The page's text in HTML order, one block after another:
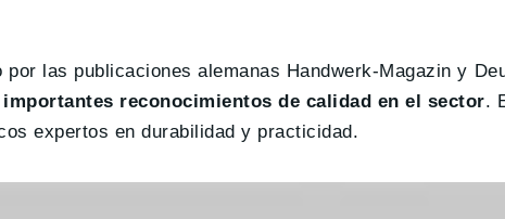
las publicaciones alemanas Handwerk-Magazin y
reconocimientos de calidad en el sector.
expertos en durabilidad y practicidad.